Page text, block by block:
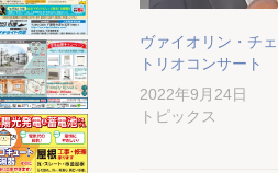
ヴァイオリン・チ
トリオコンサート
2022年9月24日
トピックス